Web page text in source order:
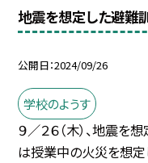
地震を想定した避難
公開日 2024/09/26
学校のようす
９／２６（木）、地震を
は授業中の火災を想定